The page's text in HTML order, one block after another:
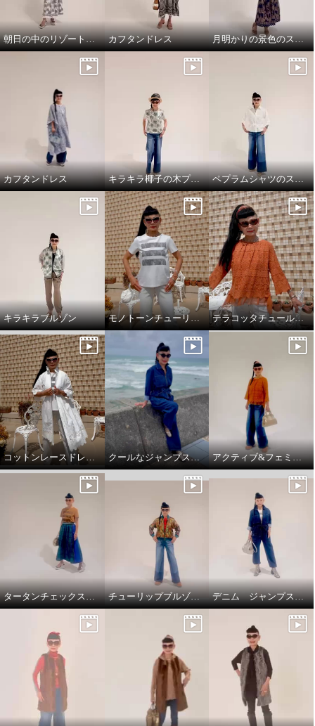
朝日の中のリゾート地の景色のスカートと、ドレスシャツ カフタンドレス 月明かりの景色のスカートで，リラックス!
カフタンドレス キラキラ椰子の木プルオーバーでワクワクスタイリング ペプラムシャツのスタイリング
キラキラブルゾン モノトーンチューリップ柄のTシャツ テラコッタチュールレースプルオーバー。
コットンレースドレスコート クールなジャンプスーツ‼️ アクティブ&フェミニンスタイリング
タータンチェックスカートで、新鮮スタイリング チューリップブルゾンと、ブラストパギーパンツ デニム ジャンプスーツ